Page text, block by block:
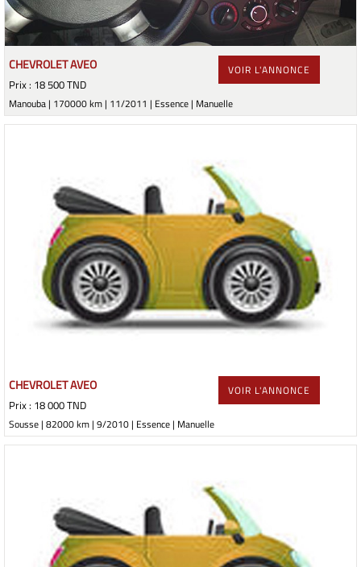
CHEVROLET AVEO
Prix : 18 500 TND
Manouba | 170000 km | 11/2011 | Essence | Manuelle
VOIR L'ANNONCE
CHEVROLET AVEO
Prix : 18 000 TND
Sousse | 82000 km | 9/2010 | Essence | Manuelle
VOIR L'ANNONCE